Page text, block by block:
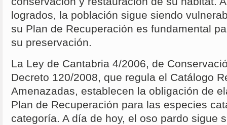
logrados, la población sigue siendo
su Plan de Recuperación es fundamental
su preservación.
La Ley de Cantabria 4/2006, de
Decreto 120/2008, que regula el Catálogo
Amenazadas, establecen la obligación de
Plan de Recuperación para las especies
categoría. A día de hoy, el oso pardo sigue